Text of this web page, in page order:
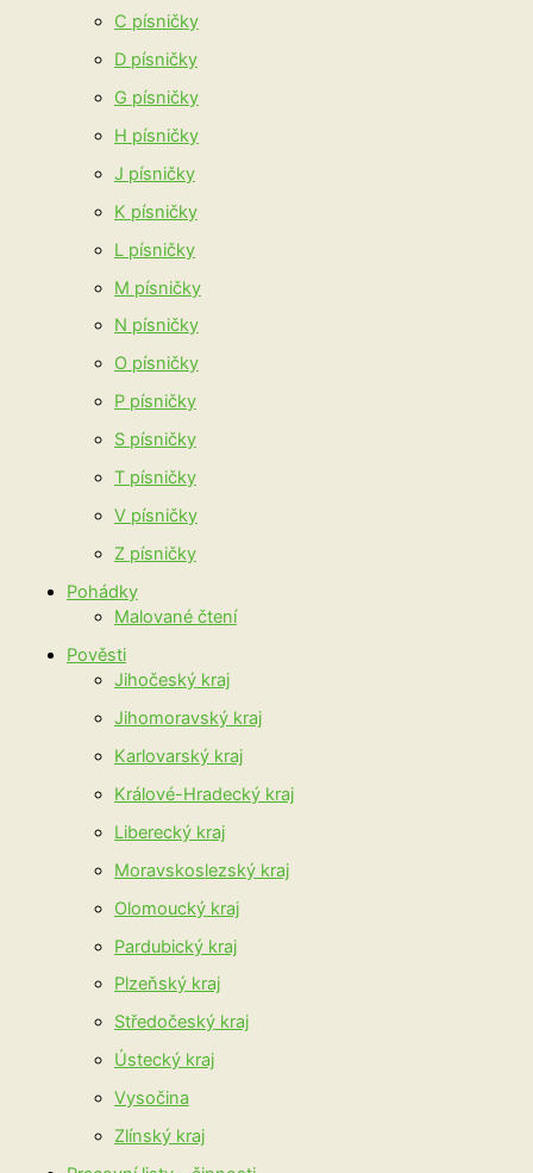
C písničky
D písničky
G písničky
H písničky
J písničky
K písničky
L písničky
M písničky
N písničky
O písničky
P písničky
S písničky
T písničky
V písničky
Z písničky
Pohádky
Malované čtení
Pověsti
Jihočeský kraj
Jihomoravský kraj
Karlovarský kraj
Králové-Hradecký kraj
Liberecký kraj
Moravskoslezský kraj
Olomoucký kraj
Pardubický kraj
Plzeňský kraj
Středočeský kraj
Ústecký kraj
Vysočina
Zlínský kraj